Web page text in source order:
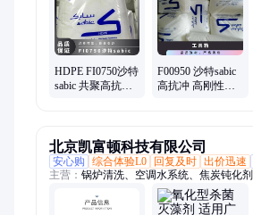
HDPE FI0750沙特
sabic 共聚高抗冲
F00950 沙特sabic
高抗冲 高刚性
北京凯富顿科技有限公司
安心购
综合体验L0 回复及时 出价迅速
主营： 锅炉清洗、空调水系统、焦炭钝化剂
分散剂、洗涤高温水、粉尘抑制剂、脱硫
氧化除藻剂、杀菌灭藻剂、水系统管道、